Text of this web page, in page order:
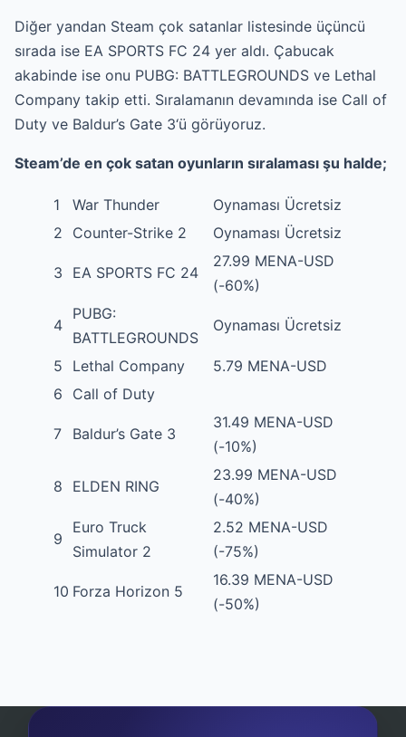
Diğer yandan Steam çok satanlar listesinde üçüncü
sırada ise EA SPORTS FC 24 yer aldı. Çabucak
akabinde ise onu PUBG: BATTLEGROUNDS ve Lethal
Company takip etti. Sıralamanın devamında ise Call of
Duty ve Baldur’s Gate 3‘ü görüyoruz.
Steam’de en çok satan oyunların sıralaması şu halde;
1 War Thunder
Oynaması Ücretsiz
2
Counter-Strike 2 Oynaması Ücretsiz
3 EA SPORTS FC 24
27.99 MENA-USD
(-60%)
4
PUBG:
BATTLEGROUNDS
Oynaması Ücretsiz
5 Lethal Company
5.79 MENA-USD
6
Call of Duty
7 Baldur’s Gate 3
31.49 MENA-USD
(-10%)
8 ELDEN RING
23.99 MENA-USD
(-40%)
9
Euro Truck
Simulator 2
2.52 MENA-USD
(-75%)
10 Forza Horizon 5
16.39 MENA-USD
(-50%)